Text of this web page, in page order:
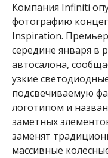
Компания Infiniti
фотографию
Inspiration.
середине января в
автосалона,
узкие
подсвечиваемую
логотипом и
заметных
заменят
массивные